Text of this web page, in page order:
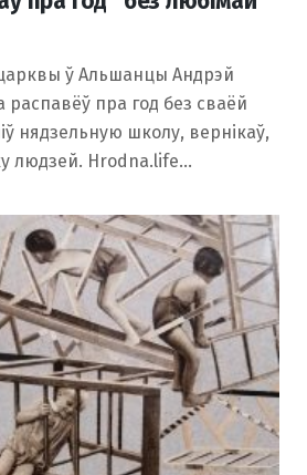
ў Альшанцы Андрэй
пра год без сваёй
нядзельную школу, вернікаў,
людзей. Hrodna.life…